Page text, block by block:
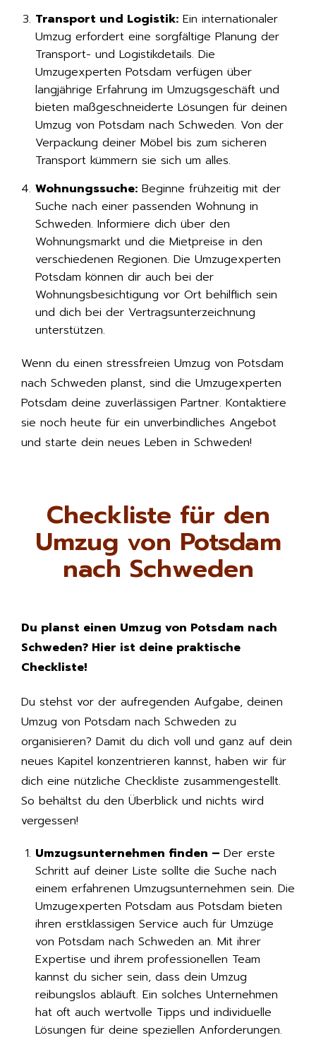
Transport und Logistik: Ein internationaler
Umzug erfordert eine sorgfältige Planung der
Transport- und Logistikdetails. Die
Umzugexperten Potsdam verfügen über
langjährige Erfahrung im Umzugsgeschäft und
bieten maßgeschneiderte Lösungen für deinen
Umzug von Potsdam nach Schweden. Von der
Verpackung deiner Möbel bis zum sicheren
Transport kümmern sie sich um alles.
Wohnungssuche: Beginne frühzeitig mit der
Suche nach einer passenden Wohnung in
Schweden. Informiere dich über den
Wohnungsmarkt und die Mietpreise in den
verschiedenen Regionen. Die Umzugexperten
Potsdam können dir auch bei der
Wohnungsbesichtigung vor Ort behilflich sein
und dich bei der Vertragsunterzeichnung
unterstützen.
Wenn du einen stressfreien Umzug von Potsdam
nach Schweden planst, sind die Umzugexperten
Potsdam deine zuverlässigen Partner. Kontaktiere
sie noch heute für ein unverbindliches Angebot
und starte dein neues Leben in Schweden!
Checkliste für den
Umzug von Potsdam
nach Schweden
Du planst einen Umzug von Potsdam nach
Schweden? Hier ist deine praktische
Checkliste!
Du stehst vor der aufregenden Aufgabe, deinen
Umzug von Potsdam nach Schweden zu
organisieren? Damit du dich voll und ganz auf dein
neues Kapitel konzentrieren kannst, haben wir für
dich eine nützliche Checkliste zusammengestellt.
So behältst du den Überblick und nichts wird
vergessen!
Umzugsunternehmen finden – Der erste
Schritt auf deiner Liste sollte die Suche nach
einem erfahrenen Umzugsunternehmen sein. Die
Umzugexperten Potsdam aus Potsdam bieten
ihren erstklassigen Service auch für Umzüge
von Potsdam nach Schweden an. Mit ihrer
Expertise und ihrem professionellen Team
kannst du sicher sein, dass dein Umzug
reibungslos abläuft. Ein solches Unternehmen
hat oft auch wertvolle Tipps und individuelle
Lösungen für deine speziellen Anforderungen.